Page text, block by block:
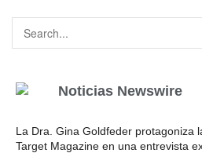
Noticias Newswire
La Dra. Gina Goldfeder protagoniza
Target Magazine en una entrevista